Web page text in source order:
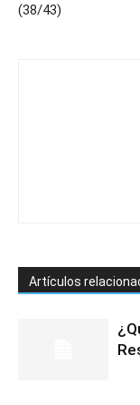
(38/43)
Artículos